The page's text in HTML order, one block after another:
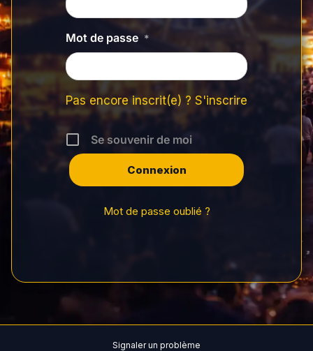
Mot de passe *
Pas encore inscrit(e) ? S'inscrire
Se souvenir de moi
Mot de passe oublié ?
Signaler un problème